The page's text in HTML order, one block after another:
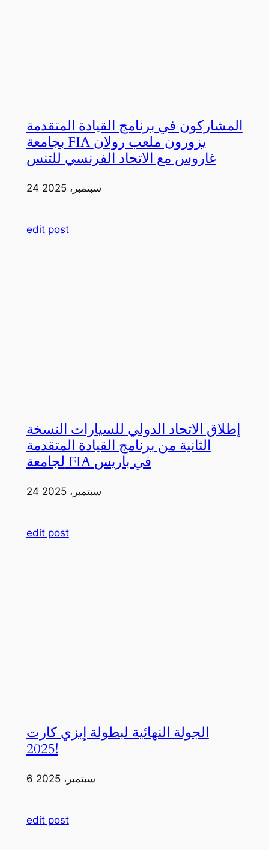
المشاركون في برنامج القيادة المتقدمة
بجامعة FIA يزورون ملعب رولان
غاروس مع الاتحاد الفرنسي للتنس
24 سبتمبر، 2025
edit post
إطلاق الاتحاد الدولي للسيارات النسخة
الثانية من برنامج القيادة المتقدمة
لجامعة FIA في باريس
24 سبتمبر، 2025
edit post
الجولة النهائية لبطولة إيزي كارت
2025!
6 سبتمبر، 2025
edit post